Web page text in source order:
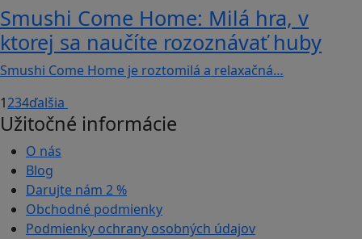
Smushi Come Home: Milá hra, v
ktorej sa naučíte rozoznávať huby
Smushi Come Home je roztomilá a relaxačná…
1234ďalšia
Užitočné informácie
O nás
Blog
Darujte nám 2 %
Obchodné podmienky
Podmienky ochrany osobných údajov